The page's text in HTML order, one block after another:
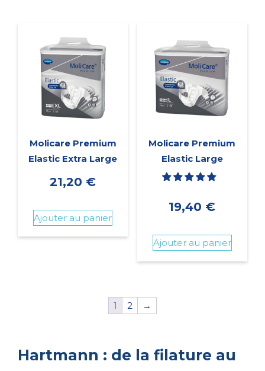
Molicare Premium
Elastic Extra Large
21,20 €
Ajouter au panier
Molicare Premium
Elastic Large
19,40 €
Ajouter au panier
1 2 →
Hartmann : de la filature au